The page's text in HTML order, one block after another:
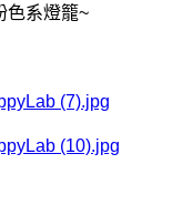
色系燈籠~